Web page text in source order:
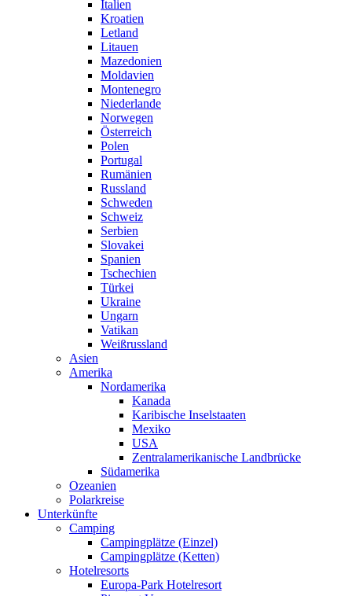
Italien
Kroatien
Letland
Litauen
Mazedonien
Moldavien
Montenegro
Niederlande
Norwegen
Österreich
Polen
Portugal
Rumänien
Russland
Schweden
Schweiz
Serbien
Slovakei
Spanien
Tschechien
Türkei
Ukraine
Ungarn
Vatikan
Weißrussland
Asien
Amerika
Nordamerika
Kanada
Karibische Inselstaaten
Mexiko
USA
Zentralamerikanische Landbrücke
Südamerika
Ozeanien
Polarkreise
Unterkünfte
Camping
Campingplätze (Einzel)
Campingplätze (Ketten)
Hotelresorts
Europa-Park Hotelresort